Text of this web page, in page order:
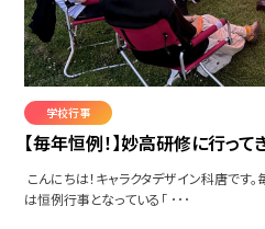
学校行事
【毎年恒例！】妙高研修に行って
こんにちは！キャラクタデザイン科唐です
は恒例行事となっている「 ･･･